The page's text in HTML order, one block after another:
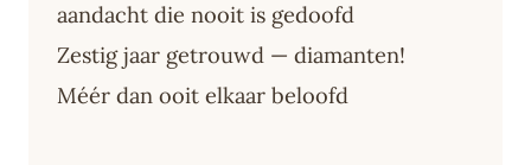
aandacht die nooit is gedoofd
Zestig jaar getrouwd — diamanten!
Méér dan ooit elkaar beloofd